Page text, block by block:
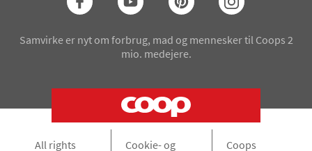
Seneste Samvirke-magasin
Samvirke er nyt om forbrug, mad og mennesker til Coops 2
mio. medejere.
All rights Cookie- og Coops